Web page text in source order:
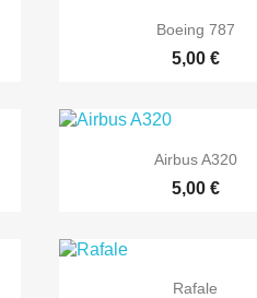
Aperçu rapide
Boeing 787
5,00 €
Aperçu rapide
Airbus A320
5,00 €
Aperçu rapide
Rafale